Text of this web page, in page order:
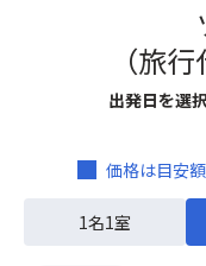
■霧島国際ホテル
■亀の井ホテル 阿蘇
【夕食】ビュッフ
＝＝朝食付＝＝
（旅
出発日を選
価格は目安
1名1室